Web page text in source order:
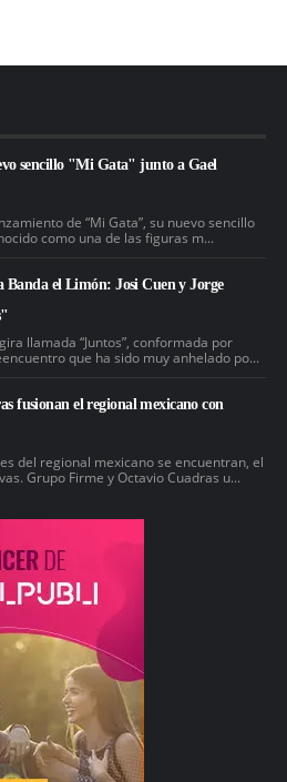
sencillo "Mi Gata" junto a Gael
de “Mi Gata”, su nuevo sencillo
como una de las figuras m...
Banda el Limón: Josi Cuen y Jorge
llamada “Juntos”, conformada por
que ha sido muy anhelado po...
fusionan el regional mexicano con
del regional mexicano se encuentran, el
Grupo Firme y Octavio Cuadras u...